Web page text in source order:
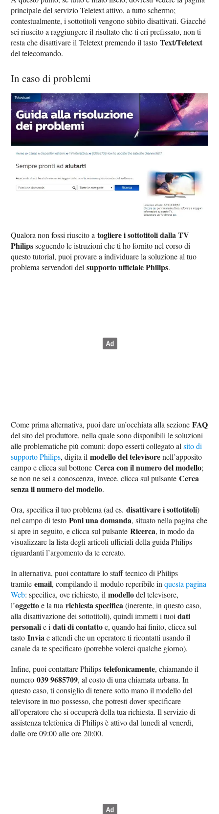
principale del servizio Teletext attivo, a tutto schermo;
contestualmente, i sottotitoli vengono sùbito disattivati. Giacché
sei riuscito a raggiungere il risultato che ti eri prefissato, non ti
resta che disattivare il Teletext premendo il tastoText/Teletext
del telecomando.
In caso di problemi
Qualora non fossi riuscito atogliere i sottotitoli dalla TV
Philipsseguendo le istruzioni che ti ho fornito nel corso di
questo tutorial, puoi provare a individuare la soluzione al tuo
problema servendoti delsupporto ufficiale Philips.
Come prima alternativa, puoi dare un’occhiata alla sezioneFAQ
del sito del produttore, nella quale sono disponibili le soluzioni
alle problematiche più comuni: dopo esserti collegato alsito di
supporto Philips, digita ilmodello del televisorenell’apposito
campo e clicca sul bottoneCerca con il numero del modello;
se non ne sei a conoscenza, invece, clicca sul pulsanteCerca
senza il numero del modello.
Ora, specifica il tuo problema (ad es.disattivare i sottotitoli)
nel campo di testoPoni una domanda, situato nella pagina che
si apre in seguito, e clicca sul pulsanteRicerca, in modo da
visualizzare la lista degli articoli ufficiali della guida Philips
riguardanti l’argomento da te cercato.
In alternativa, puoi contattare lo staff tecnico di Philips
tramiteemail, compilando il modulo reperibile inquesta pagina
Web: specifica, ove richiesto, ilmodellodel televisore,
l’oggettoe la tuarichiesta specifica(inerente, in questo caso,
alla disattivazione dei sottotitoli), quindi immetti i tuoidati
personalie idati di contattoe, quando hai finito, clicca sul
tastoInviae attendi che un operatore ti ricontatti usando il
canale da te specificato (potrebbe volerci qualche giorno).
Infine, puoi contattare Philipstelefonicamente, chiamando il
numero039 9685709, al costo di una chiamata urbana. In
questo caso, ti consiglio di tenere sotto mano il modello del
televisore in tuo possesso, che potresti dover specificare
all’operatore che si occuperà della tua richiesta. Il servizio di
assistenza telefonica di Philips è attivo dal lunedì al venerdì,
dalle ore 09:00 alle ore 20:00.